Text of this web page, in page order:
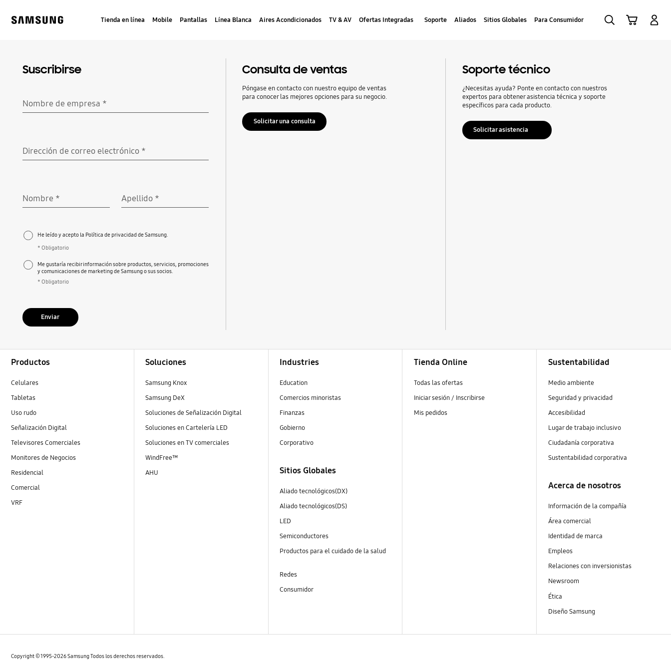
content
Tienda en línea Mobile Pantallas Línea Blanca Aires Acondicionados TV & AV Ofertas Integradas Soporte Aliados Sitios Globales Para Consumidor
Suscribirse
Nombre de empresa *
Dirección de correo electrónico *
Nombre * Apellido *
He leído y acepto la Política de privacidad de Samsung.
* Obligatorio
Me gustaría recibir información sobre productos, servicios, promociones
y comunicaciones de marketing de Samsung o sus socios.
* Obligatorio
Enviar
Consulta de ventas
Póngase en contacto con nuestro equipo de ventas
para conocer las mejores opciones para su negocio.
Solicitar una consulta
Soporte técnico
¿Necesitas ayuda? Ponte en contacto con nuestros
expertos para obtener asistencia técnica y soporte
específicos para cada producto.
Solicitar asistencia
Productos
Celulares
Tabletas
Uso rudo
Señalización Digital
Televisores Comerciales
Monitores de Negocios
Residencial
Comercial
VRF
Soluciones
Samsung Knox
Samsung DeX
Soluciones de Señalización Digital
Soluciones en Cartelería LED
Soluciones en TV comerciales
WindFree™
AHU
Industries
Education
Comercios minoristas
Finanzas
Gobierno
Corporativo
Sitios Globales
Aliado tecnológicos(DX)
Aliado tecnológicos(DS)
LED
Semiconductores
Productos para el cuidado de la salud
Redes
Consumidor
Tienda Online
Todas las ofertas
Iniciar sesión / Inscribirse
Mis pedidos
Sustentabilidad
Medio ambiente
Seguridad y privacidad
Accesibilidad
Lugar de trabajo inclusivo
Ciudadanía corporativa
Sustentabilidad corporativa
Acerca de nosotros
Información de la compañía
Área comercial
Identidad de marca
Empleos
Relaciones con inversionistas
Newsroom
Ética
Diseño Samsung
Copyright © 1995-2026 Samsung Todos los derechos reservados.